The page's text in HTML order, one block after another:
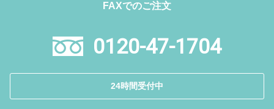
FAXでのご注文
0120-47-1704
24時間受付中